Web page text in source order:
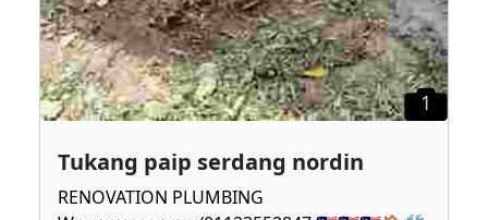
1
Tukang paip serdang nordin
RENOVATION PLUMBING